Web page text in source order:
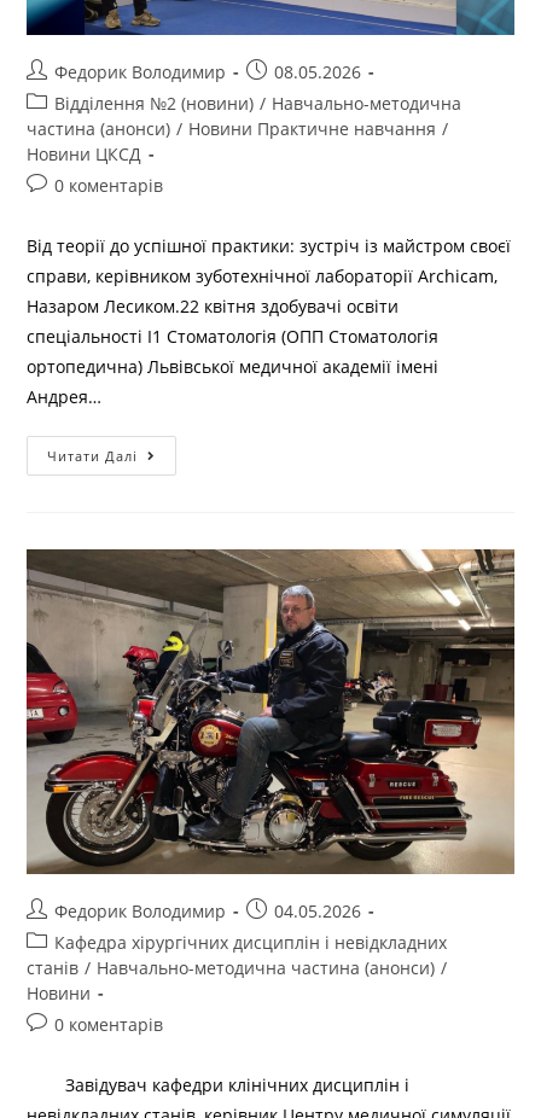
Федорик Володимир
08.05.2026
Відділення №2 (новини) / Навчально-методична
частина (анонси) / Новини Практичне навчання /
Новини ЦКСД
0 коментарів
Від теорії до успішної практики: зустріч із майстром своєї
справи, керівником зуботехнічної лабораторії Archicam,
Назаром Лесиком.22 квітня здобувачі освіти
спеціальності І1 Стоматологія (ОПП Стоматологія
ортопедична) Львівської медичної академії імені
Андрея…
Читати Далі
Федорик Володимир
04.05.2026
Кафедра хірургічних дисциплін і невідкладних
станів / Навчально-методична частина (анонси) /
Новини
0 коментарів
Завідувач кафедри клінічних дисциплін і